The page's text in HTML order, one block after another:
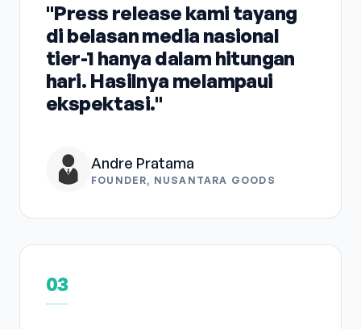
"Press release kami tayang
di belasan media nasional
tier-1 hanya dalam hitungan
hari. Hasilnya melampaui
ekspektasi."
Andre Pratama
FOUNDER, NUSANTARA GOODS
03